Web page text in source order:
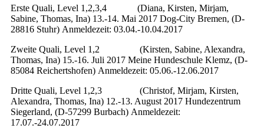
Erste Quali, Level 1,2,3,4 (Diana, Kirsten, Mirjam,
Sabine, Thomas, Ina) 13.-14. Mai 2017 Dog-City Bremen, (D-
28816 Stuhr) Anmeldezeit: 03.04.-10.04.2017
Zweite Quali, Level 1,2 (Kirsten, Sabine, Alexandra,
Thomas, Ina) 15.-16. Juli 2017 Meine Hundeschule Klemz, (D-
85084 Reichertshofen) Anmeldezeit: 05.06.-12.06.2017
Dritte Quali, Level 1,2,3 (Christof, Mirjam, Kirsten,
Alexandra, Thomas, Ina) 12.-13. August 2017 Hundezentrum
Siegerland, (D-57299 Burbach) Anmeldezeit:
17.07.-24.07.2017